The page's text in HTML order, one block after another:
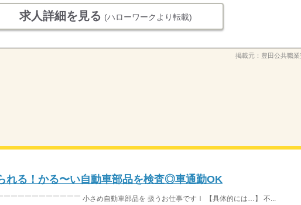
求人詳細を見る (ハローワークより転載)
掲載元： 豊田公共職
れる！かる〜い自動車部品を検査◎車通勤OK
￣￣￣￣￣￣￣￣￣￣￣ 小さめ自動車部品を 扱うお仕事ですｌ 【具体的には…】 不...